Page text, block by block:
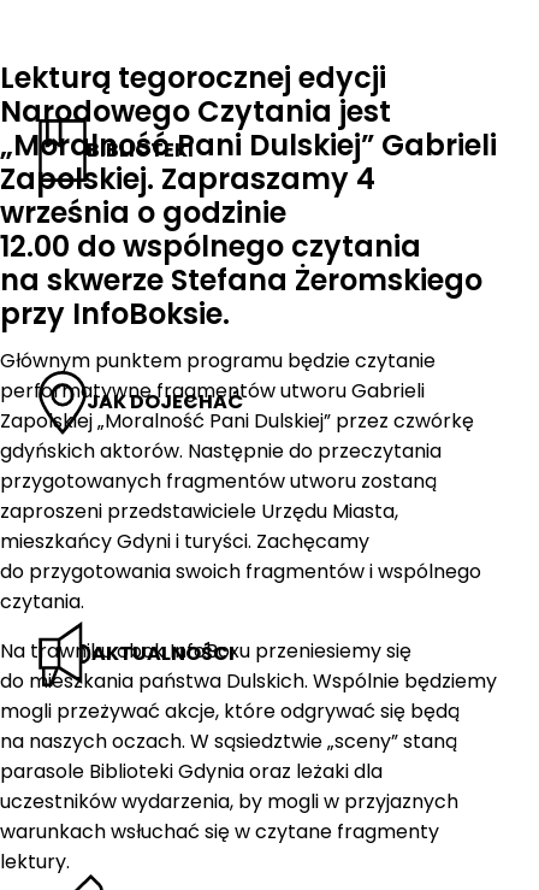
BIBLIOTEKI
JAK DOJECHAĆ
AKTUALNOŚCI
Lekturą tegorocznej edycji
Narodowego Czytania jest
„Moralność Pani Dulskiej” Gabrieli
Zapolskiej. Zapraszamy 4
września o godzinie
12.00 do wspólnego czytania
na skwerze Stefana Żeromskiego
przy InfoBoksie.
Głównym punktem programu będzie czytanie
performatywne fragmentów utworu Gabrieli
Zapolskiej „Moralność Pani Dulskiej” przez czwórkę
gdyńskich aktorów. Następnie do przeczytania
przygotowanych fragmentów utworu zostaną
zaproszeni przedstawiciele Urzędu Miasta,
mieszkańcy Gdyni i turyści. Zachęcamy
do przygotowania swoich fragmentów i wspólnego
czytania.
Na trawniku obok InfoBoxu przeniesiemy się
do mieszkania państwa Dulskich. Wspólnie będziemy
mogli przeżywać akcje, które odgrywać się będą
na naszych oczach. W sąsiedztwie „sceny” staną
parasole Biblioteki Gdynia oraz leżaki dla
uczestników wydarzenia, by mogli w przyjaznych
warunkach wsłuchać się w czytane fragmenty
lektury.